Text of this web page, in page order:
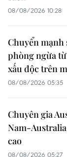
08/08/2026 10:28
Chuyển mạnh
phòng ngừa
xấu độc trên
08/08/2026 05:35
Chuyên gia
Nam-
cao
08/08/2026 05:27